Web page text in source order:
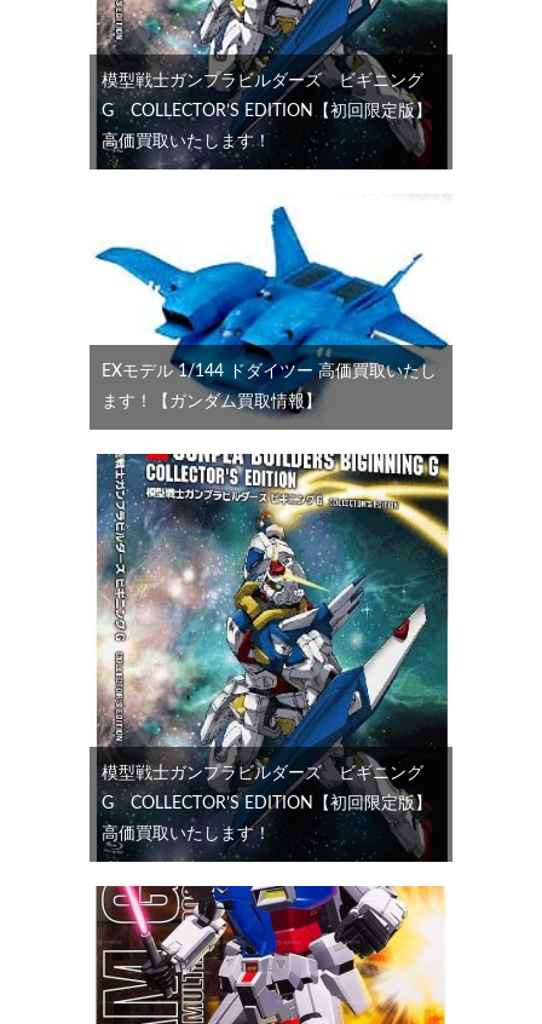
模型戦士ガンプラビルダーズ ビギニング
G COLLECTOR’S EDITION【初回限定版】
高価買取いたします！
EXモデル 1/144 ドダイツー 高価買取いたし
ます！【ガンダム買取情報】
模型戦士ガンプラビルダーズ ビギニング
G COLLECTOR’S EDITION【初回限定版】
高価買取いたします！